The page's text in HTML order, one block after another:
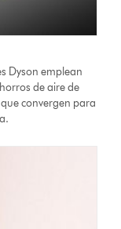
Dyson emplean
de aire de
convergen para